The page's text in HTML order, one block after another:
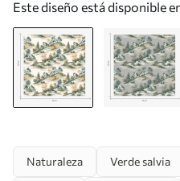
Este diseño está disponible
Naturaleza Verde salvia